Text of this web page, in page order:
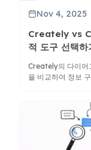
Nov 4, 2025
Creately vs
적 도구 선택하
Creately의 다이어
을 비교하여 정보